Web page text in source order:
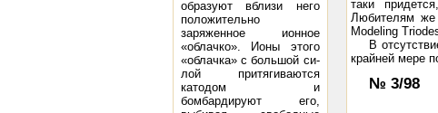
образуют вблизи него
положительно
заряженное ионное
«облачко». Ионы этого
«облачка» с большой си­
лой притягиваются
катодом и
бомбардируют его,
таки
Любителям же
Modeling
В
крайней мере
№ 3/98